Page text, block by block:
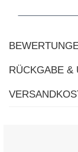
RÜCKGABE &